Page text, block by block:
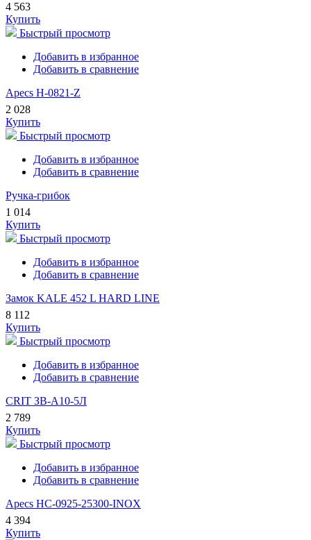
4 563
Купить
Быстрый просмотр
Добавить в избранное
Добавить в сравнение
Apecs H-0821-Z
2 028
Купить
Быстрый просмотр
Добавить в избранное
Добавить в сравнение
Ручка-грибок
1 014
Купить
Быстрый просмотр
Добавить в избранное
Добавить в сравнение
Замок KALE 452 L HARD LINE
8 112
Купить
Быстрый просмотр
Добавить в избранное
Добавить в сравнение
CRIT ЗВ-A10-5Л
2 789
Купить
Быстрый просмотр
Добавить в избранное
Добавить в сравнение
Apecs HC-0925-25300-INOX
4 394
Купить